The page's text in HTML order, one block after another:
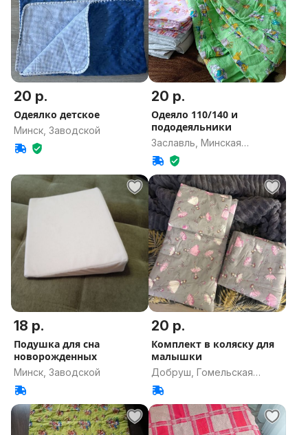
20 р.
Одеялко детское
Минск, Заводской
20 р.
Одеяло 110/140 и
пододеяльники
Заславль, Минская
область
18 р.
Подушка для сна
новорожденных
Минск, Заводской
20 р.
Комплект в коляску для
малышки
Добруш, Гомельская
область